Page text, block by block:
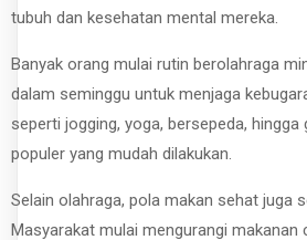
tubuh dan kesehatan mental mereka.
Banyak orang mulai rutin berolahraga
dalam seminggu untuk menjaga
seperti jogging, yoga, bersepeda, hingga
populer yang mudah dilakukan.
Selain olahraga, pola makan sehat juga
Masyarakat mulai mengurangi makanan